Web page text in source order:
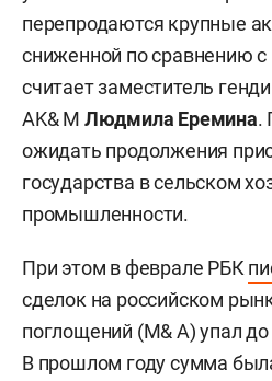
перепродаются крупные
сниженной по сравнению
считает заместитель
AK& M Людмила Еремина.
ожидать продолжения
государства в сельском
промышленности.
При этом в феврале РБК
сделок на российском
поглощений (M& A) упал
В прошлом году сумма